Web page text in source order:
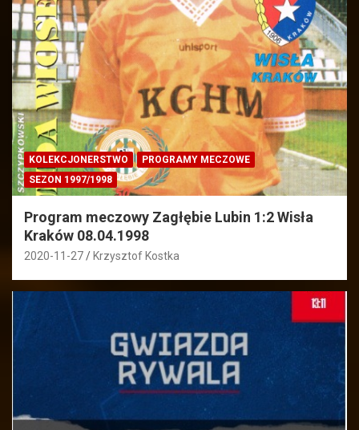
KOLEKCJONERSTWO
PROGRAMY MECZOWE
SEZON 1997/1998
Program meczowy Zagłębie Lubin 1:2 Wisła
Kraków 08.04.1998
2020-11-27 Krzysztof Kostka